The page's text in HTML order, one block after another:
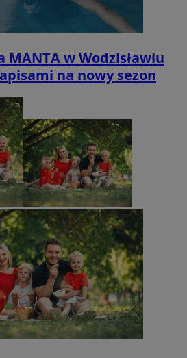
MANTA w Wodzisławiu
na nowy sezon